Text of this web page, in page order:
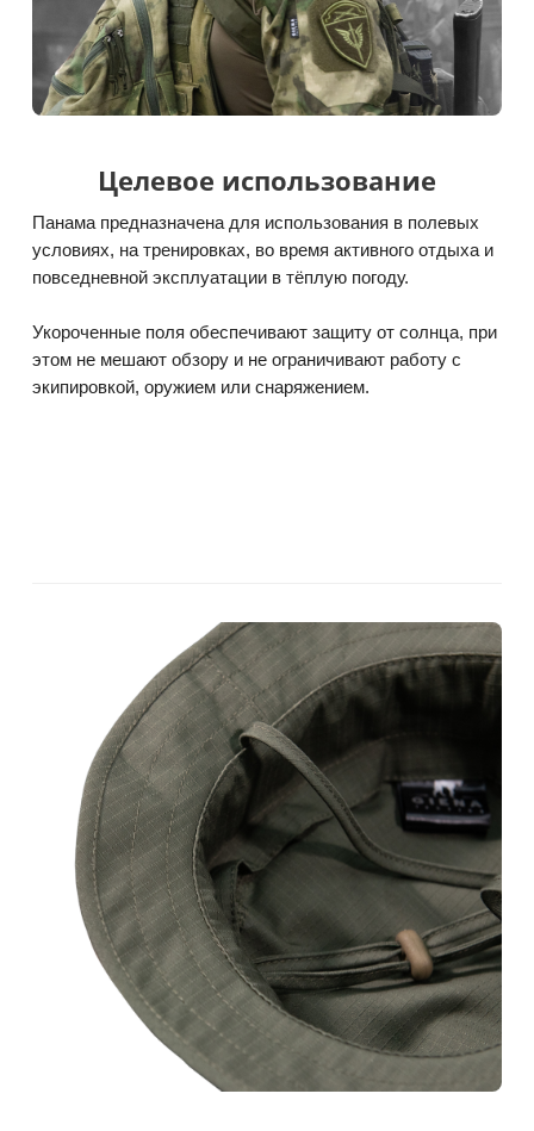
Целевое использование
Панама предназначена для использования в полевых
условиях, на тренировках, во время активного отдыха и
повседневной эксплуатации в тёплую погоду.
Укороченные поля обеспечивают защиту от солнца, при
этом не мешают обзору и не ограничивают работу с
экипировкой, оружием или снаряжением.